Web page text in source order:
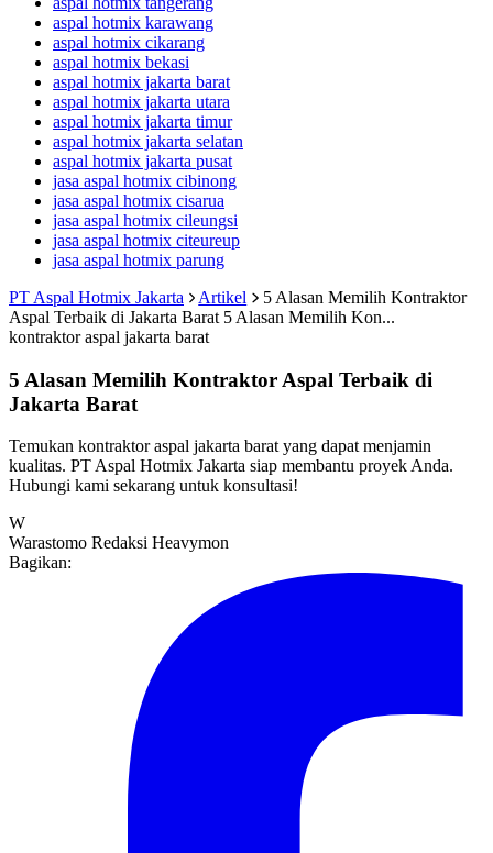
aspal hotmix karawang
aspal hotmix cikarang
aspal hotmix bekasi
aspal hotmix jakarta barat
aspal hotmix jakarta utara
aspal hotmix jakarta timur
aspal hotmix jakarta selatan
aspal hotmix jakarta pusat
jasa aspal hotmix cibinong
jasa aspal hotmix cisarua
jasa aspal hotmix cileungsi
jasa aspal hotmix citeureup
jasa aspal hotmix parung
PT Aspal Hotmix Jakarta
Artikel
5 Alasan Memilih Kontraktor
Aspal Terbaik di Jakarta Barat 5 Alasan Memilih Kon...
kontraktor aspal jakarta barat
5 Alasan Memilih Kontraktor Aspal Terbaik di
Jakarta Barat
Temukan kontraktor aspal jakarta barat yang dapat menjamin
kualitas. PT Aspal Hotmix Jakarta siap membantu proyek Anda.
Hubungi kami sekarang untuk konsultasi!
W
Warastomo Redaksi Heavymon
Bagikan: